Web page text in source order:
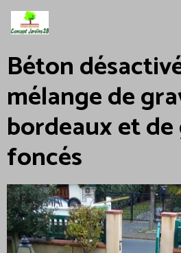
Béton
mélange de
bordeaux et
foncés